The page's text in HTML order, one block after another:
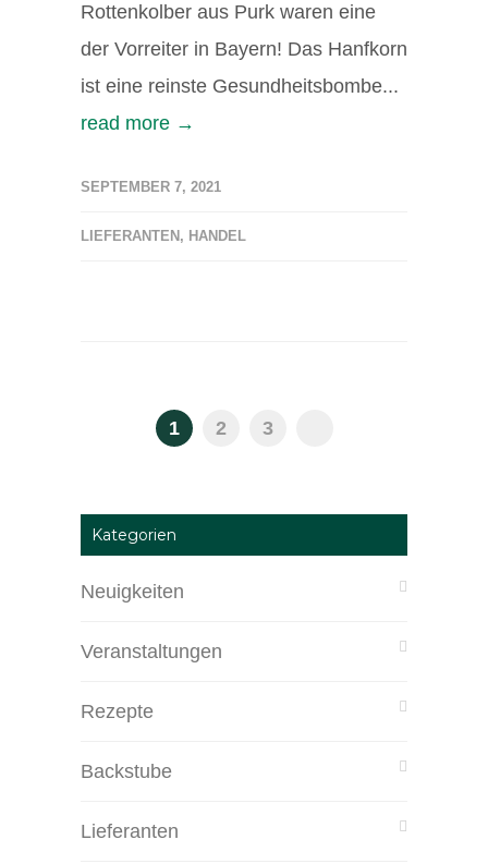
Rottenkolber aus Purk waren eine
der Vorreiter in Bayern! Das Hanfkorn
ist eine reinste Gesundheitsbombe...
read more →
SEPTEMBER 7, 2021
LIEFERANTEN , HANDEL
1 2 3
Kategorien
Neuigkeiten
Veranstaltungen
Rezepte
Backstube
Lieferanten